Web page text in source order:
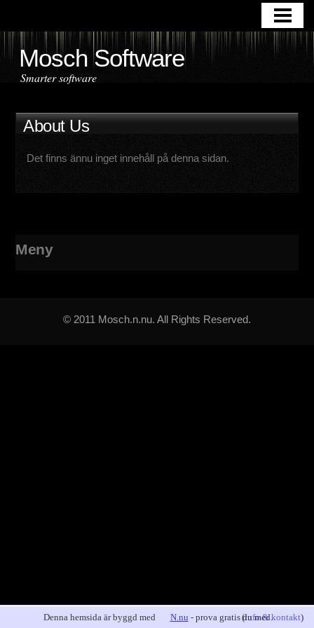
APPLICATIONS
DOWNLOAD
CONTACT
Mosch Software
Smarter software
About Us
Det finns ännu inget innehåll på denna sidan.
Meny
© 2011 Mosch.n.nu. All Rights Reserved.
Denna hemsida är byggd med N.nu - prova gratis du med.
(info & kontakt)